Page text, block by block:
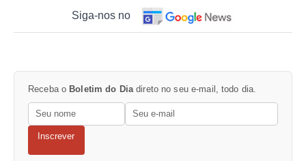
Siga-nos no
Receba o Boletim do Diadireto no seu e-mail, todo dia.
Inscrever